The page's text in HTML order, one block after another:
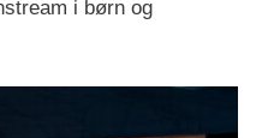
i børn og